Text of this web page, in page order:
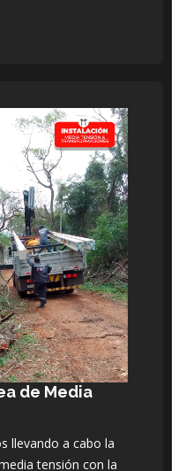
de Media
llevando a cabo la
tensión con la